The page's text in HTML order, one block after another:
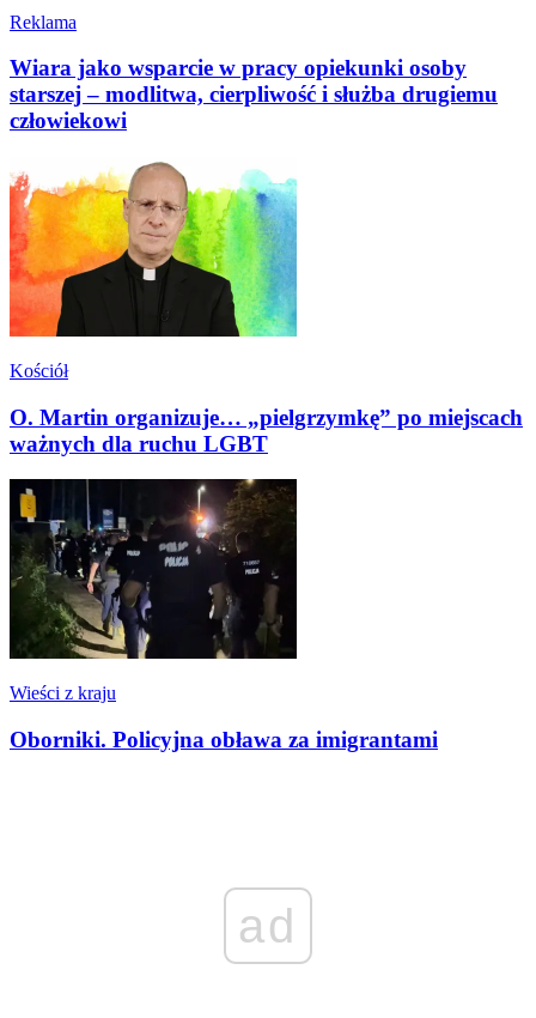
Reklama
Wiara jako wsparcie w pracy opiekunki osoby
starszej – modlitwa, cierpliwość i służba drugiemu
człowiekowi
Kościół
O. Martin organizuje… „pielgrzymkę” po miejscach
ważnych dla ruchu LGBT
Wieści z kraju
Oborniki. Policyjna obława za imigrantami
ad